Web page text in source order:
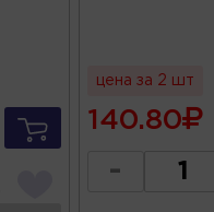
цена за 2 шт
140.80
-